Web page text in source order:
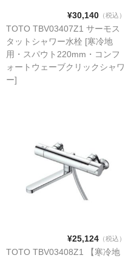
収納キャビネット・棚・
収納キャビネット・
収納キャビネット・
浴槽/バスタブ
商品カテゴリー
お買い物ガイド
¥30,140（税込）
TOTO TBV03407Z1 サーモス
タットシャワー水栓 [寒冷地
用・スパウト220mm・コンフ
ォートウェーブクリックシャワ
ー]
¥25,124（税込）
TOTO TBV03408Z1 【寒冷地